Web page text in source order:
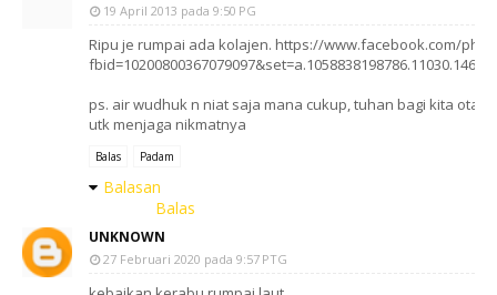
19 April 2013 pada 9:50 PG
Ripu je rumpai ada kolajen. https://www.facebook.com/
ps. air wudhuk n niat saja mana cukup, tuhan bagi kita otak
utk menjaga nikmatnya
Balas Padam
Balasan
Balas
UNKNOWN
27 Februari 2020 pada 9:57 PTG